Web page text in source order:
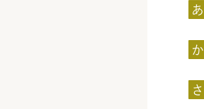
あ
か
さ